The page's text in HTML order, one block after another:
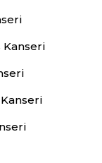
Kanseri